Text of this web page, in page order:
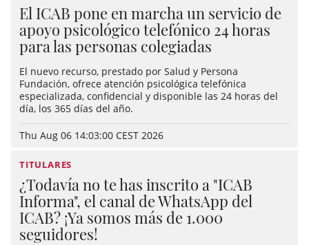
El ICAB pone en marcha un servicio de
apoyo psicológico telefónico 24 horas
para las personas colegiadas
El nuevo recurso, prestado por Salud y Persona
Fundación, ofrece atención psicológica telefónica
especializada, confidencial y disponible las 24 horas del
día, los 365 días del año.
Thu Aug 06 14:03:00 CEST 2026
TITULARES
¿Todavía no te has inscrito a "ICAB
Informa", el canal de WhatsApp del
ICAB? ¡Ya somos más de 1.000
seguidores!